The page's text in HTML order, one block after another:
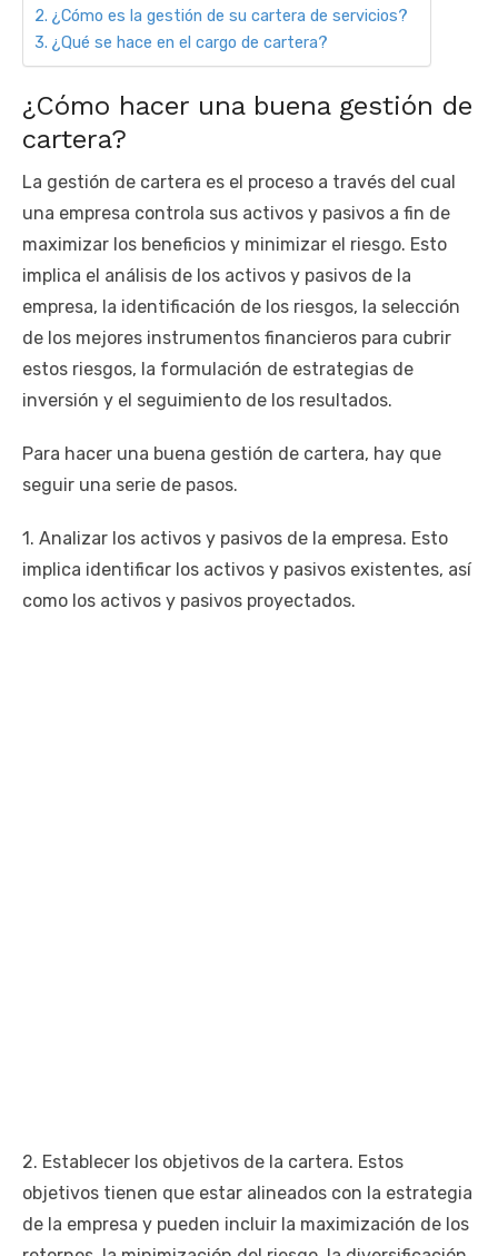
¿Cómo es la gestión de su cartera de servicios?
¿Qué se hace en el cargo de cartera?
¿Cómo hacer una buena gestión de
cartera?
La gestión de cartera es el proceso a través del cual
una empresa controla sus activos y pasivos a fin de
maximizar los beneficios y minimizar el riesgo. Esto
implica el análisis de los activos y pasivos de la
empresa, la identificación de los riesgos, la selección
de los mejores instrumentos financieros para cubrir
estos riesgos, la formulación de estrategias de
inversión y el seguimiento de los resultados.
Para hacer una buena gestión de cartera, hay que
seguir una serie de pasos.
1. Analizar los activos y pasivos de la empresa. Esto
implica identificar los activos y pasivos existentes, así
como los activos y pasivos proyectados.
2. Establecer los objetivos de la cartera. Estos
objetivos tienen que estar alineados con la estrategia
de la empresa y pueden incluir la maximización de los